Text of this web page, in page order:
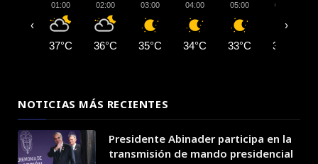
01:00
37°C
02:00
36°C
03:00
35°C
04:00
34°C
05:00
33°C
06:00
33°C
‹ ›
NOTICIAS MÁS RECIENTES
Presidente Abinader participa en la
transmisión de mando presidencial